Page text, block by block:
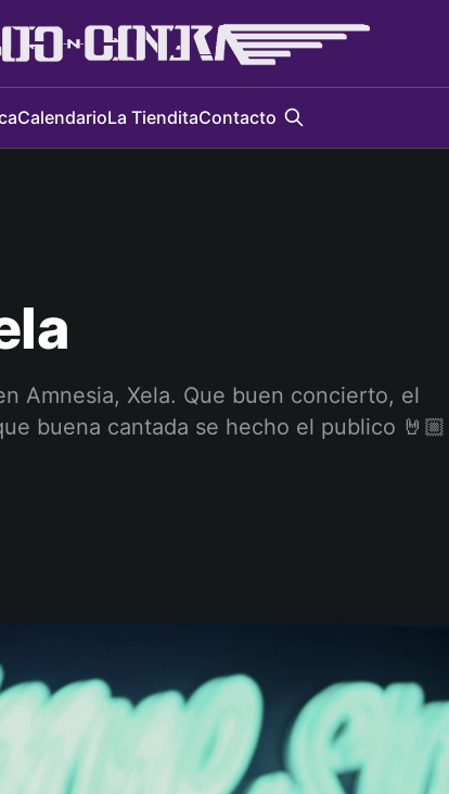
CalendarioLa TienditaContacto
Amnesia, Xela. Que buen concierto, el
buena cantada se hecho el publico 🤘🏼